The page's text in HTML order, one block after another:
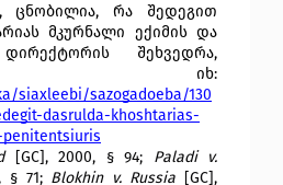
ცნობილია, რა შედეგით
მკურნალი ექიმის და
დირექტორის შეხვედრა,
siaxleebi/sazogadoeba/130
dasrulda-khoshtarias-
[GC], 2000, § 94; Paladi v.
§ 71; Blokhin v. Russia [GC],